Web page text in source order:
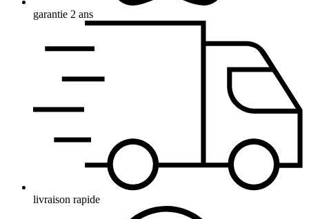
garantie 2 ans
livraison rapide